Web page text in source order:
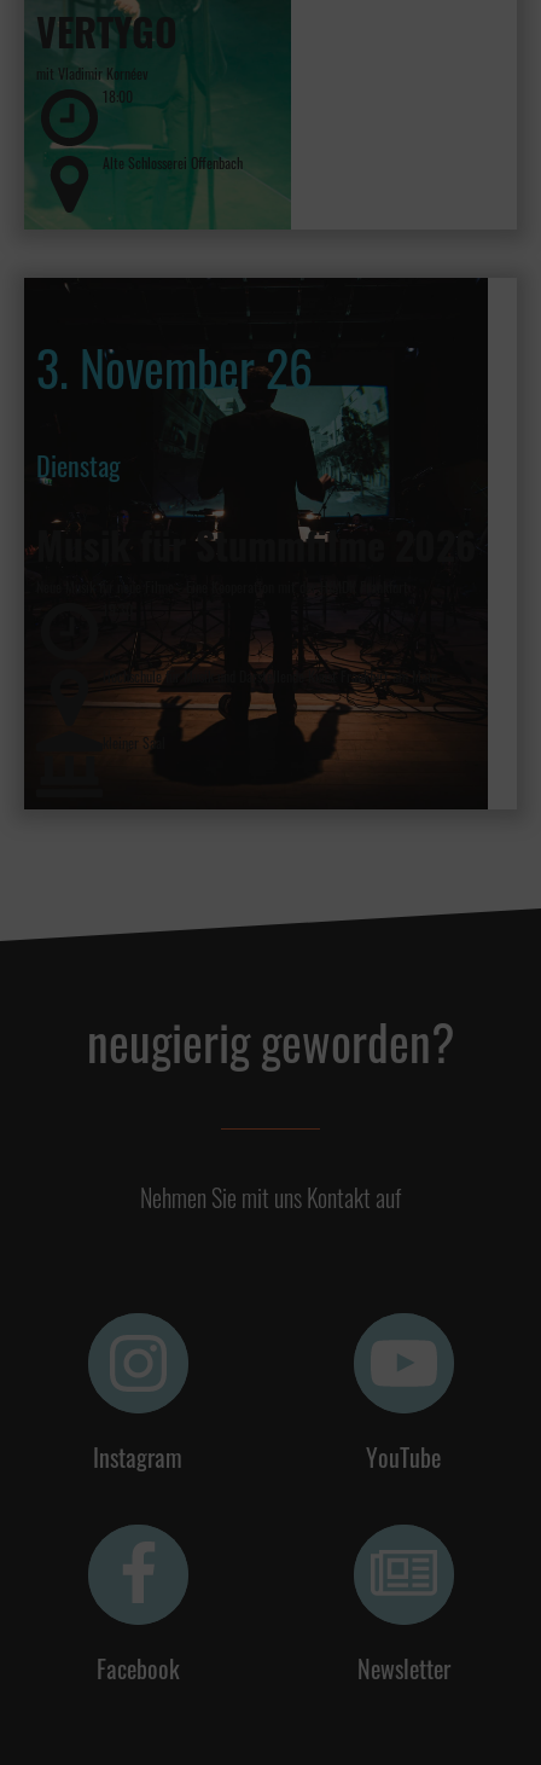
VERTYGO
mit Vladimir Kornéev
18:00
Alte Schlosserei Offenbach
3. November 26
Dienstag
Musik für Stummfilme 2026
Hochschule für Musik und Darstellende Kunst Frankfurt am Main
kleiner Saal
neugierig geworden?
Nehmen Sie mit uns Kontakt auf
Instagram YouTube
Facebook Newsletter